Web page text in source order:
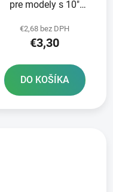
pre modely s 10"
139QMB/QMA
€2,68 bez DPH
€3,30
DO KOŠÍKA